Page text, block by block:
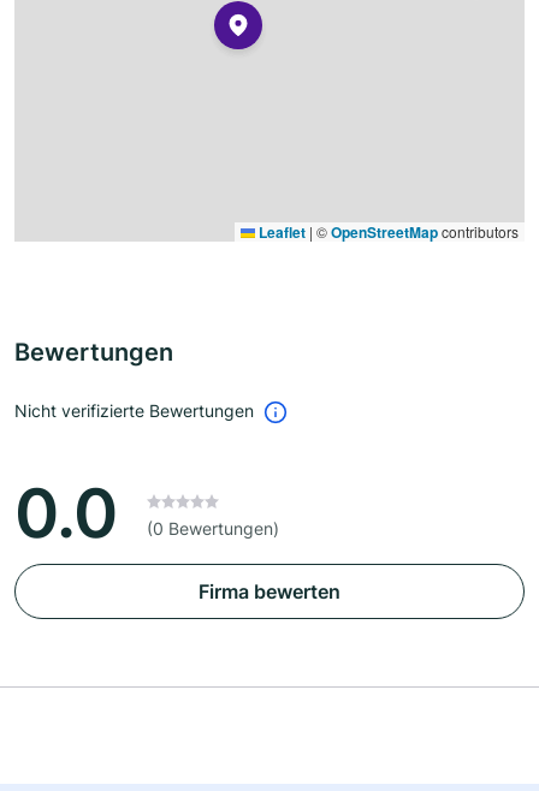
Leaflet | ©OpenStreetMapcontributors
Bewertungen
Nicht verifizierte Bewertungen
0.0 (0 Bewertungen)
Firma bewerten